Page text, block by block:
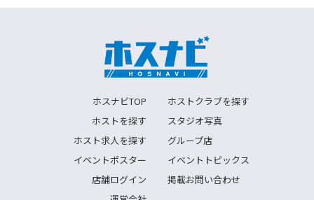
ホスナビTOP
ホストクラブを探す
ホストを探す
スタジオ写真
ホスト求人を探す
グループ店
イベントポスター
イベントトピックス
店舗ログイン
掲載お問い合わせ